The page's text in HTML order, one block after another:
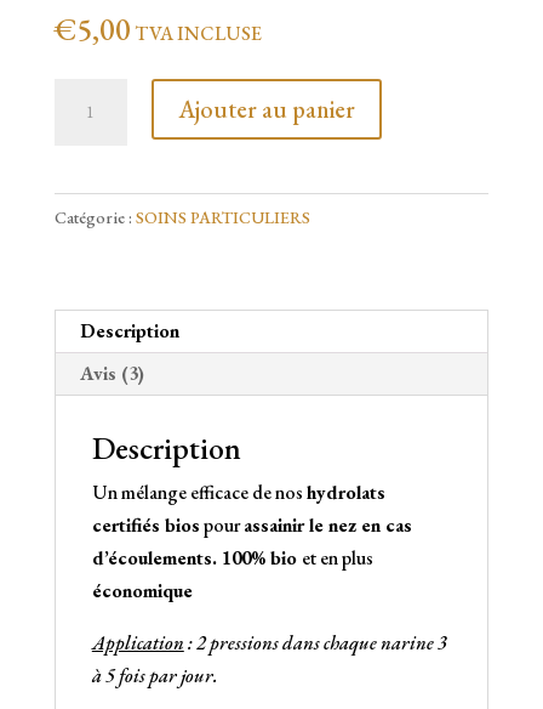
basé sur
notations
€5,00TVA INCLUSE
Sain
spray
100%
Bio
économique
Ajouter au panier
Catégorie : SOINS PARTICULIERS
Description
Avis (3)
Description
Un mélange efficace de noshydrolats
certifiés biospourassainir le nez en cas
d’écoulements. 100% bio et en plus
économique
Application: 2 pressions dans chaque narine 3
à 5 fois par jour.